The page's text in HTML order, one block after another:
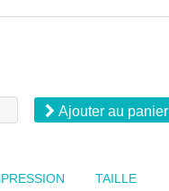
Ajouter au panier
TAILLE